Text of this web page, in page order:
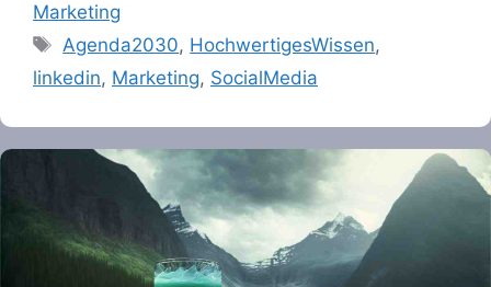
Marketing
Tags
Agenda2030, HochwertigesWissen,
linkedin, Marketing, SocialMedia